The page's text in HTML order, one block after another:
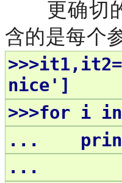
更确切
含的是每个
nice']
>>>for i
...
...